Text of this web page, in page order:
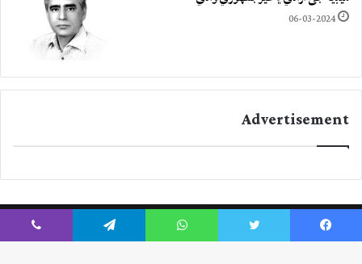
06-03-2024
Advertisement
Facebook
Twitter
YouTube
Instagram Facebook
Twitter
WhatsApp
Telegram
Viber